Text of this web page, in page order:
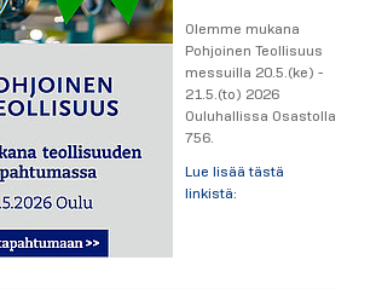
Olemme mukana
Pohjoinen Teollisuus
messuilla 20.5.(ke) -
21.5.(to) 2026
Ouluhallissa Osastolla
756.
Lue lisää tästä
linkistä: